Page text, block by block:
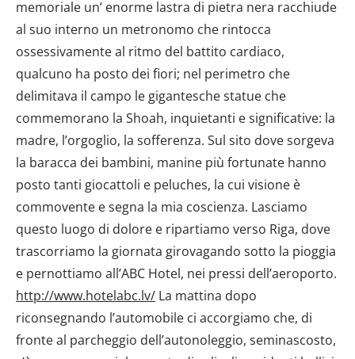
memoriale un’ enorme lastra di pietra nera racchiude
al suo interno un metronomo che rintocca
ossessivamente al ritmo del battito cardiaco,
qualcuno ha posto dei fiori; nel perimetro che
delimitava il campo le gigantesche statue che
commemorano la Shoah, inquietanti e significative: la
madre, l’orgoglio, la sofferenza. Sul sito dove sorgeva
la baracca dei bambini, manine più fortunate hanno
posto tanti giocattoli e peluches, la cui visione è
commovente e segna la mia coscienza. Lasciamo
questo luogo di dolore e ripartiamo verso Riga, dove
trascorriamo la giornata girovagando sotto la pioggia
e pernottiamo all’ABC Hotel, nei pressi dell’aeroporto.
http://www.hotelabc.lv/ La mattina dopo
riconsegnando l’automobile ci accorgiamo che, di
fronte al parcheggio dell’autonoleggio, seminascosto,